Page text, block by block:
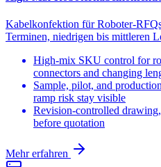
Kabelkonfektion für Roboter-
Terminen, niedrigen bis mittleren
High-mix SKU control for
connectors and changing
Sample, pilot, and
ramp risk stay visible
Revision-controlled
before quotation
Mehr erfahren